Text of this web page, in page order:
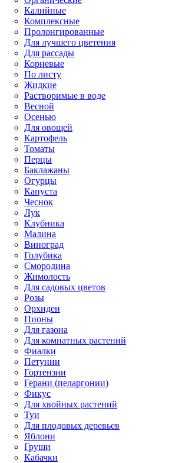
Калийные
Комплексные
Пролонгированные
Для лучшего цветения
Для рассады
Корневые
По листу
Жидкие
Растворимые в воде
Весной
Осенью
Для овощей
Картофель
Томаты
Перцы
Баклажаны
Огурцы
Капуста
Чеснок
Лук
Клубника
Малина
Виноград
Голубика
Смородина
Жимолость
Для садовых цветов
Розы
Орхидеи
Пионы
Для газона
Для комнатных растений
Фиалки
Петунии
Гортензии
Герани (пеларгонии)
Фикус
Для хвойных растений
Туи
Для плодовых деревьев
Яблони
Груши
Кабачки